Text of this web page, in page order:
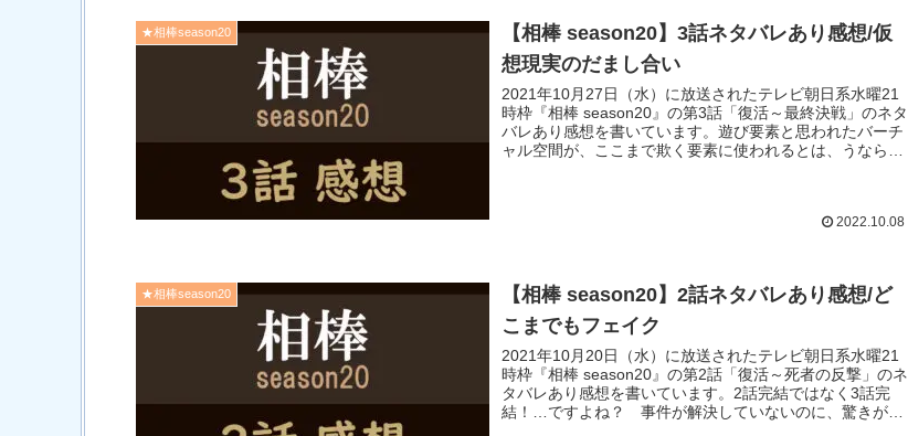
★相棒season20
【相棒 season20】3話ネタバレあり感想/仮
想現実のだまし合い
2021年10月27日（水）に放送されたテレビ朝日系水曜21
時枠『相棒 season20』の第3話「復活～最終決戦」のネタ
バレあり感想を書いています。遊び要素と思われたバーチ
ャル空間が、ここまで欺く要素に使われるとは、うならせ
2022.10.08
★相棒season20
【相棒 season20】2話ネタバレあり感想/ど
こまでもフェイク
2021年10月20日（水）に放送されたテレビ朝日系水曜21
時枠『相棒 season20』の第2話「復活～死者の反撃」のネ
タバレあり感想を書いています。2話完結ではなく3話完
結！…ですよね？ 事件が解決していないのに、驚きがた